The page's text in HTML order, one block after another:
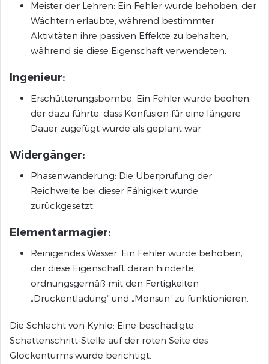
Meister der Lehren: Ein Fehler wurde behoben, der
Wächtern erlaubte, während bestimmter
Aktivitäten ihre passiven Effekte zu behalten,
während sie diese Eigenschaft verwendeten.
Ingenieur:
Erschütterungsbombe: Ein Fehler wurde beohen,
der dazu führte, dass Konfusion für eine längere
Dauer zugefügt wurde als geplant war.
Widergänger:
Phasenwanderung: Die Überprüfung der
Reichweite bei dieser Fähigkeit wurde
zurückgesetzt.
Elementarmagier:
Reinigendes Wasser: Ein Fehler wurde behoben,
der diese Eigenschaft daran hinderte,
ordnungsgemäß mit den Fertigkeiten
„Druckentladung“ und „Monsun“ zu funktionieren.
Die Schlacht von Kyhlo: Eine beschädigte
Schattenschritt-Stelle auf der roten Seite des
Glockenturms wurde berichtigt.